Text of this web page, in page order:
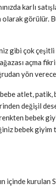
karlı
görülür.
gibi çok çeşitli
açma
yön
atlet,
değişil
bebek
bebek giyim
içinde